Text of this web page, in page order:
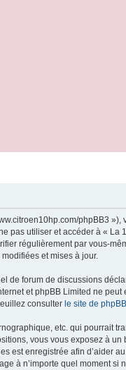
phpBB3
pas utiliser et accéder à «
régulièrement par vous-
et mises à jour.
de forum de discussions
et phpBB Limited ne
consulter le site de phpBB
etc. qui pourrait
vous vous exposez à
est enregistrée afin d’aider
à n’importe quel moment si